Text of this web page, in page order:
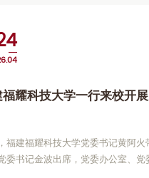
13
工行政党支部与宁波市
校地党建联动，凝聚育人发展合
月9日下午，我校行政第一党支部
01
工举行“七一”表彰暨推
，宁波东方理工大学“七一”表彰暨
，共同庆祝中国共产党成立105周
福耀科技大学一行来校开
福建福耀科技大学党委书记黄阿火
委书记金波出席，党委办公室、党